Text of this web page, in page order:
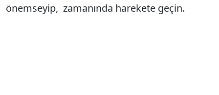
önemseyip, zamanında harekete geçin.